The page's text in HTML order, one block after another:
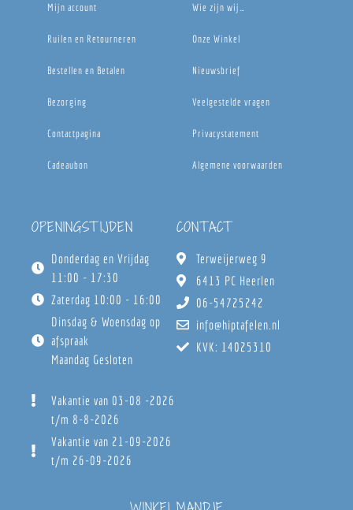
Mijn account
Ruilen en Retourneren
Bestellen en Betalen
Bezorging
Contactpagina
Cadeaubon
Wie zijn wij…
Onze Winkel
Nieuwsbrief
Veelgestelde vragen
Privacystatement
Algemene voorwaarden
OPENINGSTIJDEN
Donderdag en Vrijdag
11:00 - 17:30
Zaterdag 10:00 - 16:00
Dinsdag & Woensdag op
afspraak
Maandag Gesloten
Vakantie van 03-08 -2026
t/m 8-8-2026
Vakantie van 21-09-2026
t/m 26-09-2026
CONTACT
Terweijerweg 9
6413 PC Heerlen
06-54725242
info@hiptafelen.nl
KVK: 14025310